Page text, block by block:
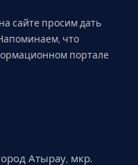
сайте просим дать
что
портале
Атырау, мкр.